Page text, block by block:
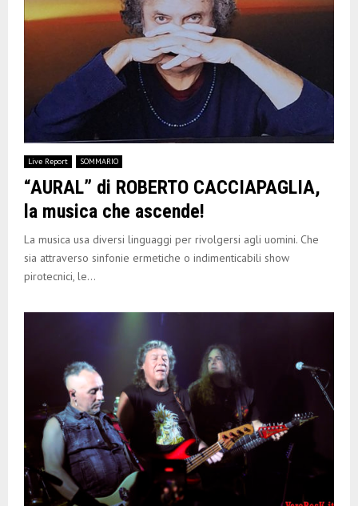
Live Report SOMMARIO
“AURAL” di ROBERTO CACCIAPAGLIA,
la musica che ascende!
La musica usa diversi linguaggi per rivolgersi agli uomini. Che
sia attraverso sinfonie ermetiche o indimenticabili show
pirotecnici, le...